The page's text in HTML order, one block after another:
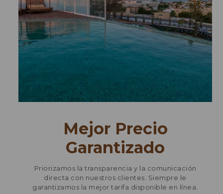
Mejor Precio
Garantizado
Priorizamos la transparencia y la comunicación
directa con nuestros clientes. Siempre le
garantizamos la mejor tarifa disponible en línea.